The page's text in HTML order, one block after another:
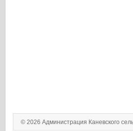
© 2026 Администрация Каневского